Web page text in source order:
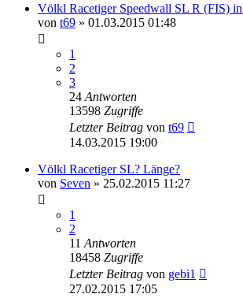
Völkl Racetiger Speedwall SL R (FIS)
von t69 » 01.03.2015 01:48
1
2
3
24 Antworten
13598 Zugriffe
Letzter Beitrag von t69
14.03.2015 19:00
Völkl Racetiger SL? Länge?
von Seven » 25.02.2015 11:27
1
2
11 Antworten
18458 Zugriffe
Letzter Beitrag von gebi1
27.02.2015 17:05